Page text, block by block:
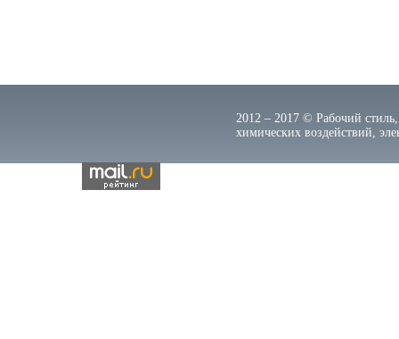
2012 – 2017 © Рабочий
химических воздействий,